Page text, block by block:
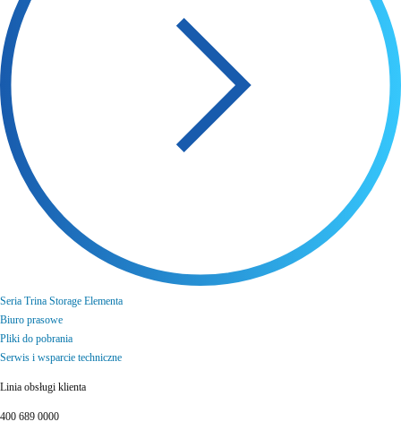
Seria Trina Storage Elementa
Biuro prasowe
Pliki do pobrania
Serwis i wsparcie techniczne
Linia obsługi klienta
400 689 0000